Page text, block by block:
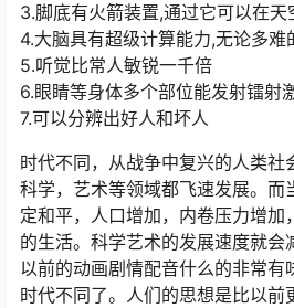
3.脚底有火箭装置,通过它可以在天
4.大脑具有超级计算能力,无论多难
5.听觉比常人敏锐一千倍
6.眼睛等身体多个部位能发射镭射
7.可以分辨出好人和坏人
时代不同，从战争中复兴的人类社
科学，艺术等领域都飞速发展。而
定和平，人口增加，内卷压力增加
的生活。科学艺术的发展速度就会
以前的动画剧情配音什么的非常有
时代不同了。人们的思想是比以前